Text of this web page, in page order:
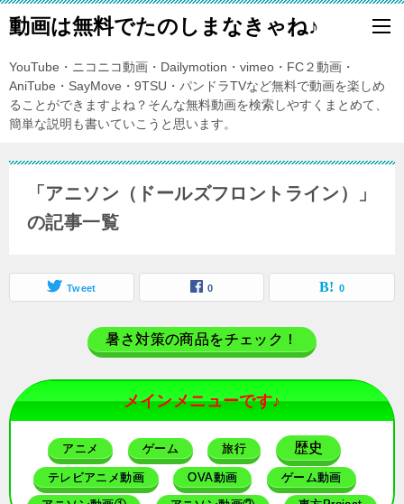
動画は無料でたのしまなきゃね♪
YouTube・ニコニコ動画・Dailymotion・vimeo・FC２動画・
AniTube・SayMove・9TSU・パンドラTVなど無料で動画を楽しめ
ることができますよね？そんな無料動画を検索しやすくまとめて、
簡単な説明も書いていこうと思います。
「アニソン（ドールズフロントライン）」
の記事一覧
Tweet 0 0
暑さ対策の商品をチェック！
メインメニューです♪
アニメ ゲーム 旅行 歴史
テレビアニメ動画 OVA動画 ゲーム動画